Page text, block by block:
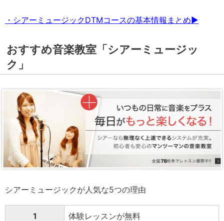
・シアーミュージックDTMコースの基本情報まとめ▶
おすすめ音楽教室「シアーミュージッ
ク」
シアーミュージックが人気な5つの理由
1 体験レッスンが無料